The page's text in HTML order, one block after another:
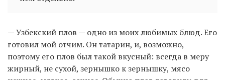
— Узбекский плов — одно из моих любимых блюд. Его
готовил мой отчим. Он татарин, и, возможно,
поэтому его плов был такой вкусный: всегда в меру
жирный, не сухой, зернышко к зернышку, мясо